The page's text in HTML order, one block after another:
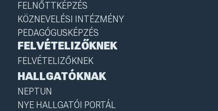
FELNŐTTKÉPZÉS
KÖZNEVELÉSI INTÉZMÉNY
PEDAGÓGUSKÉPZÉS
FELVÉTELIZŐKNEK
FELVÉTELIZŐKNEK
HALLGATÓKNAK
NEPTUN
NYE HALLGATÓI PORTÁL